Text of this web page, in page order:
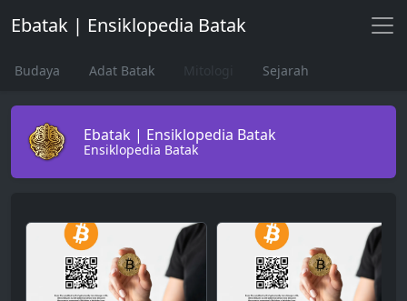
Ebatak | Ensiklopedia Batak
Budaya Adat Batak Sejarah
Ebatak | Ensiklopedia Batak
Ensiklopedia Batak